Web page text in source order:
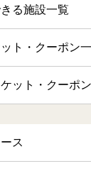
る施設一覧
ト・クーポン
ット・クーポ
ス